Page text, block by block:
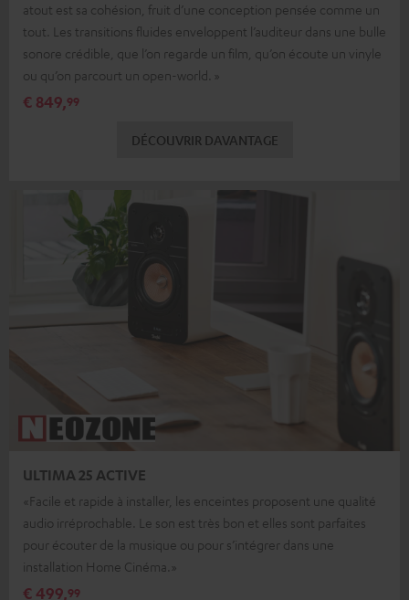
atout est sa cohésion, fruit d’une conception pensée comme un
tout. Les transitions fluides enveloppent l’auditeur dans une bulle
sonore crédible, que l’on regarde un film, qu’on écoute un vinyle
ou qu’on parcourt un open-world. »
€ 849,99
DÉCOUVRIR DAVANTAGE
ULTIMA 25 ACTIVE
«Facile et rapide à installer, les enceintes proposent une qualité
audio irréprochable. Le son est très bon et elles sont parfaites
pour écouter de la musique ou pour s’intégrer dans une
installation Home Cinéma.»
€ 499,99